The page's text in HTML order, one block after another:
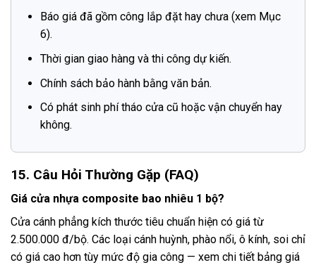
Báo giá đã gồm công lắp đặt hay chưa (xem Mục
6).
Thời gian giao hàng và thi công dự kiến.
Chính sách bảo hành bằng văn bản.
Có phát sinh phí tháo cửa cũ hoặc vận chuyển hay
không.
15. Câu Hỏi Thường Gặp (FAQ)
Giá cửa nhựa composite bao nhiêu 1 bộ?
Cửa cánh phẳng kích thước tiêu chuẩn hiện có giá từ
2.500.000 đ/bộ. Các loại cánh huỳnh, phào nổi, ô kính, soi chỉ
có giá cao hơn tùy mức độ gia công — xem chi tiết bảng giá